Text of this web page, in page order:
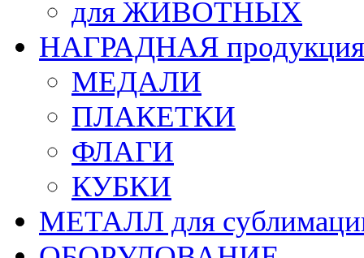
для ЖИВОТНЫХ
НАГРАДНАЯ продукция
МЕДАЛИ
ПЛАКЕТКИ
ФЛАГИ
КУБКИ
МЕТАЛЛ для